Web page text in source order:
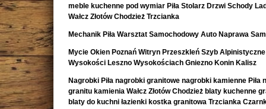
meble kuchenne pod wymiar Piła Stolarz Drzwi Schody
Wałcz Złotów Chodzież Trzcianka
Mechanik Piła Warsztat Samochodowy Auto Naprawa
Mycie Okien Poznań Witryn Przeszkleń Szyb
Wysokości Leszno Wysokościach Gniezno Konin Kalisz
Nagrobki Piła nagrobki granitowe nagrobki kamienne Piła
granitu kamienia Wałcz Złotów Chodzież blaty kuchenne
blaty do kuchni łazienki kostka granitowa Trzcianka